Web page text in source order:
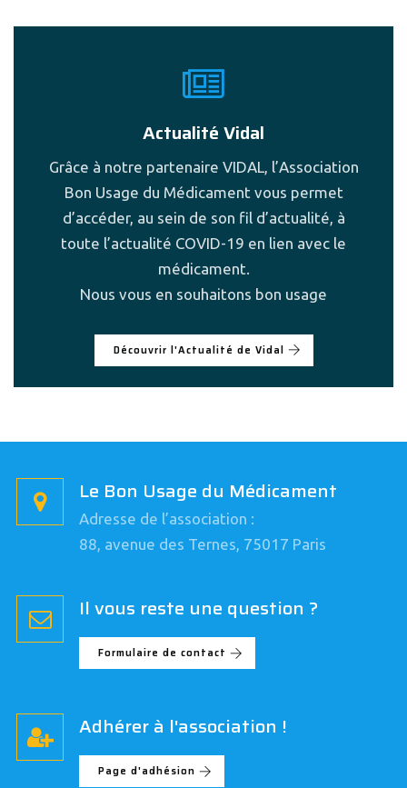
Actualité Vidal
Grâce à notre partenaire VIDAL, l’Association
Bon Usage du Médicament vous permet
d’accéder, au sein de son fil d’actualité, à
toute l’actualité COVID-19 en lien avec le
médicament.
Nous vous en souhaitons bon usage
Découvrir l'Actualité de Vidal
Le Bon Usage du Médicament
Adresse de l’association :
88, avenue des Ternes, 75017 Paris
Il vous reste une question ?
Formulaire de contact
Adhérer à l'association !
Page d'adhésion